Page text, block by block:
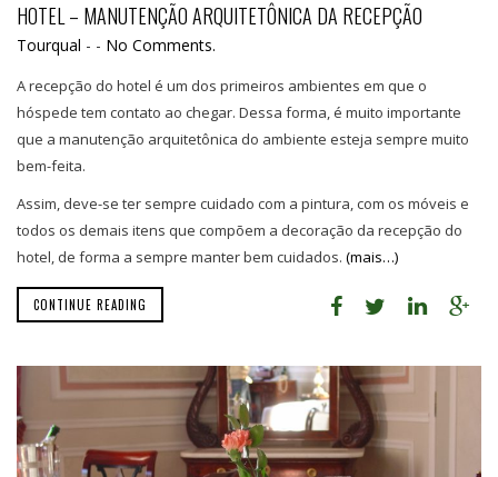
HOTEL – MANUTENÇÃO ARQUITETÔNICA DA RECEPÇÃO
Tourqual - - No Comments.
A recepção do hotel é um dos primeiros ambientes em que o
hóspede tem contato ao chegar. Dessa forma, é muito importante
que a manutenção arquitetônica do ambiente esteja sempre muito
bem-feita.
Assim, deve-se ter sempre cuidado com a pintura, com os móveis e
todos os demais itens que compõem a decoração da recepção do
hotel, de forma a sempre manter bem cuidados. (mais…)
CONTINUE READING